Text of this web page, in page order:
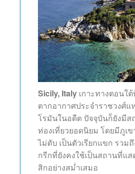
Sicily, Italy เกาะทางตอนใต้
ตากอากาศประจำราชวงศ์แ
โรมันในอดีต ปัจจุบันก็ยังมีส
ท่องเที่ยวยอดนิยม โดยมีภูเข
ไม่ดับ เป็นตัวเรียกแขก รวม
กรีกที่ยังคงใช้เป็นสถานที่แ
สิกอย่างสม่ำเสมอ